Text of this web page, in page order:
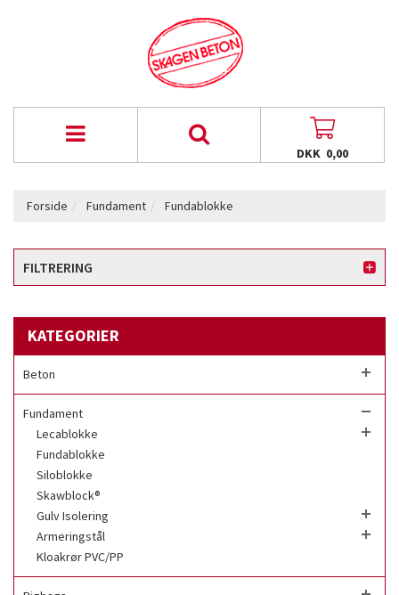
DKK 0,00
Forside Fundament Fundablokke
FILTRERING
KATEGORIER
Beton
Fundament
Lecablokke
Fundablokke
Siloblokke
Skawblock®
Gulv Isolering
Armeringstål
Kloakrør PVC/PP